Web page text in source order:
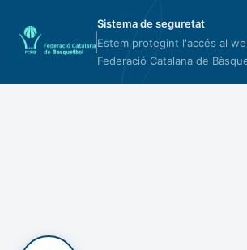
Sistema de seguretat
Estem protegint l'accés al
Federació Catalana de